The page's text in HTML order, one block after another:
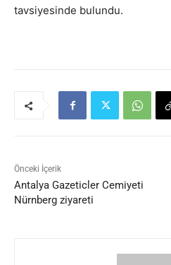
tavsiyesinde bulundu.
Önceki İçerik
Antalya Gazeticler Cemiyeti
Nürnberg ziyareti